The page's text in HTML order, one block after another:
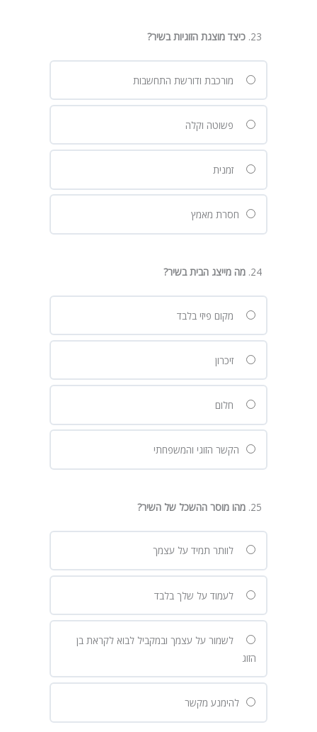
כיצד מוצגת הזוגיות בשיר?
מורכבת ודורשת התחשבות
פשוטה וקלה
זמנית
חסרת מאמץ
מה מייצג הבית בשיר?
מקום פיזי בלבד
זיכרון
חלום
הקשר הזוגי והמשפחתי
מהו מוסר ההשכל של השיר?
לוותר תמיד על עצמך
לעמוד על שלך בלבד
לשמור על עצמך ובמקביל לבוא לקראת בן
הזוג
להימנע מקשר